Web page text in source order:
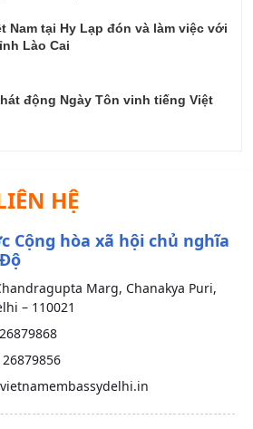
Nam tại Hy Lạp đón và làm việc với
Lào Cai
động Ngày Tôn vinh tiếng Việt
HỆ
Cộng hòa xã hội chủ nghĩa
Marg, Chanakya Puri,
– 110021